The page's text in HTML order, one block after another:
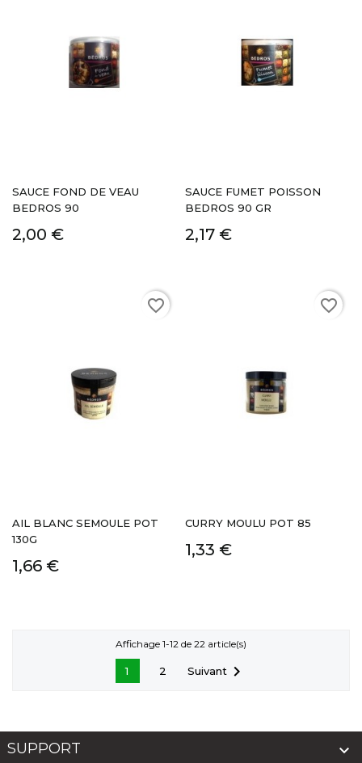
SAUCE FOND DE VEAU
BEDROS 90
2,00 €
SAUCE FUMET POISSON
BEDROS 90 GR
2,17 €
AIL BLANC SEMOULE POT
130G
1,66 €
favorite_border
CURRY MOULU POT 85
1,33 €
favorite_border
Affichage 1-12 de 22 article(s)
1 2 Suivant
SUPPORT 